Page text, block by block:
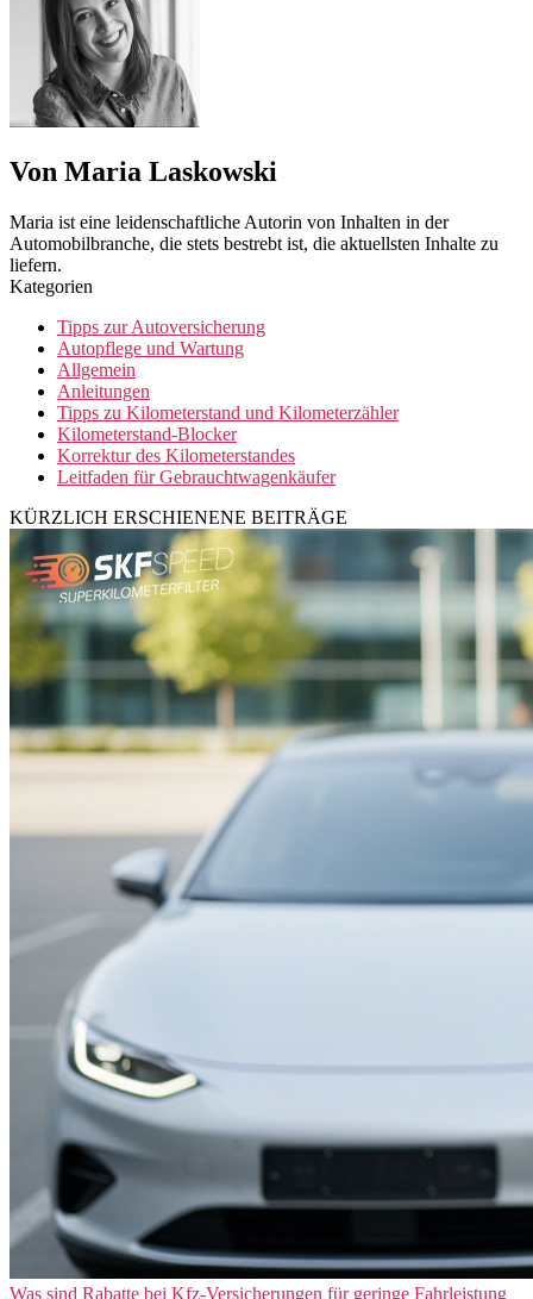
Von Maria Laskowski
Maria ist eine leidenschaftliche Autorin von Inhalten in der
Automobilbranche, die stets bestrebt ist, die aktuellsten Inhalte zu
liefern.
Kategorien
Tipps zur Autoversicherung
Autopflege und Wartung
Allgemein
Anleitungen
Tipps zu Kilometerstand und Kilometerzähler
Kilometerstand-Blocker
Korrektur des Kilometerstandes
Leitfaden für Gebrauchtwagenkäufer
KÜRZLICH ERSCHIENENE BEITRÄGE
Was sind Rabatte bei Kfz-Versicherungen für geringe Fahrleistung